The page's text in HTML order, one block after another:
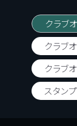
クラブ
クラブ
クラブ
スタン